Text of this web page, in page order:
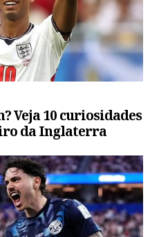
Veja 10 curiosidades
da Inglaterra